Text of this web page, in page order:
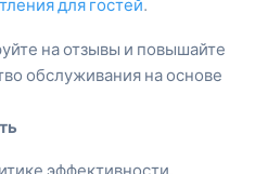
на отзывы и повышайте
обслуживания на основе
эффективности,